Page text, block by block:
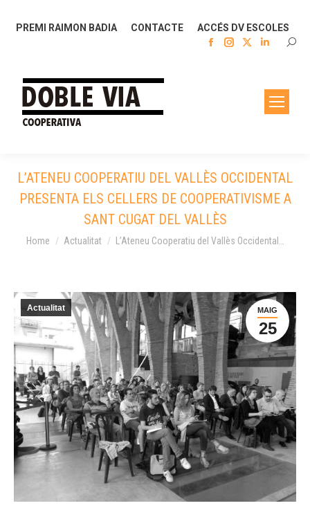
PREMI RAIMON BADIA CONTACTE ACCÉS DV ESCOLES
Facebook
Instagram
window
new
window
Linkedin
in
new
window
L’ATENEU COOPERATIU DEL VALLÈS OCCIDENTAL
PRESENTA ELS CELLERS DE COOPERATIVISME A
SANT CUGAT DEL VALLÈS
You are here:
Home Actualitat L’Ateneu Cooperatiu del Vallès Occidental…
MAIG
25
Actualitat